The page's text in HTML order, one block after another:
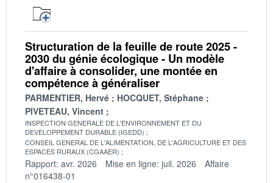
Structuration de la feuille de route 2025 -
2030 du génie écologique - Un modèle
d'affaire à consolider, une montée en
compétence à généraliser
PARMENTIER, Hervé
HOCQUET, Stéphane
PIVETEAU, Vincent
INSPECTION GENERALE DE L'ENVIRONNEMENT ET DU
DEVELOPPEMENT DURABLE (IGEDD)
CONSEIL GENERAL DE L'ALIMENTATION, DE L'AGRICULTURE ET DES
ESPACES RURAUX (CGAAER)
Rapport: avr. 2026 Mise en ligne: juil. 2026
Affaire
n°016438-01